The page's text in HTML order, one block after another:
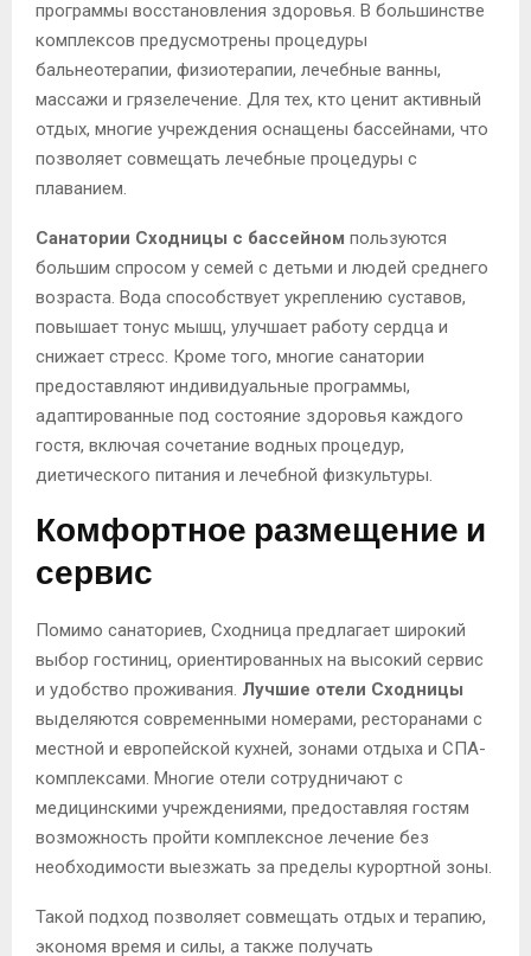
программы восстановления здоровья. В большинстве
комплексов предусмотрены процедуры
бальнеотерапии, физиотерапии, лечебные ванны,
массажи и грязелечение. Для тех, кто ценит активный
отдых, многие учреждения оснащены бассейнами, что
позволяет совмещать лечебные процедуры с
плаванием.
Санатории Сходницы с бассейном пользуются
большим спросом у семей с детьми и людей среднего
возраста. Вода способствует укреплению суставов,
повышает тонус мышц, улучшает работу сердца и
снижает стресс. Кроме того, многие санатории
предоставляют индивидуальные программы,
адаптированные под состояние здоровья каждого
гостя, включая сочетание водных процедур,
диетического питания и лечебной физкультуры.
Комфортное размещение и
сервис
Помимо санаториев, Сходница предлагает широкий
выбор гостиниц, ориентированных на высокий сервис
и удобство проживания. Лучшие отели Сходницы
выделяются современными номерами, ресторанами с
местной и европейской кухней, зонами отдыха и СПА-
комплексами. Многие отели сотрудничают с
медицинскими учреждениями, предоставляя гостям
возможность пройти комплексное лечение без
необходимости выезжать за пределы курортной зоны.
Такой подход позволяет совмещать отдых и терапию,
экономя время и силы, а также получать